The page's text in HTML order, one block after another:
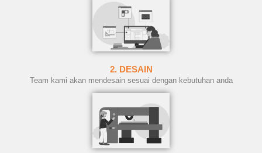
2. DESAIN
Team kami akan mendesain sesuai dengan kebutuhan anda